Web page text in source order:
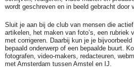
wordt geschreven en in beeld gebracht door
Sluit je aan bij de club van mensen die
artikelen, het maken van foto’s, een rubriek
met corrigeren. Daarbij kun je je
bepaald onderwerp of een bepaalde buurt.
fotografen, video-makers, redacteuren,
met Amsterdam tussen Amstel en IJ.